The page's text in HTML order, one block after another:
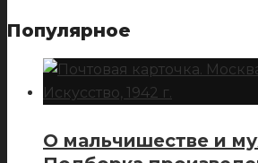
Популярное
О мальчишестве и